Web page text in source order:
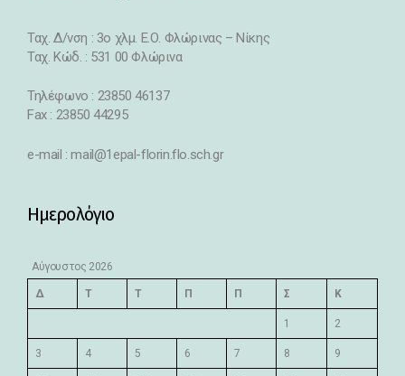
Ταχ. Δ/νση : 3o χλμ. Ε.Ο. Φλώρινας – Νίκης
Ταχ. Κώδ. : 531 00 Φλώρινα
Τηλέφωνο : 23850 46137
Fax : 23850 44295
e-mail : mail@1epal-florin.flo.sch.gr
Ημερολόγιο
Αύγουστος 2026
Δ Τ Τ Π Π Σ Κ
1 2
3 4 5 6 7 8 9